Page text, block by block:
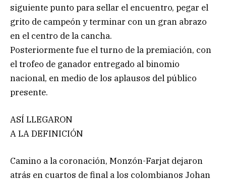
siguiente punto para sellar el encuentro, pegar el
grito de campeón y terminar con un gran abrazo
en el centro de la cancha.
Posteriormente fue el turno de la premiación, con
el trofeo de ganador entregado al binomio
nacional, en medio de los aplausos del público
presente.
ASÍ LLEGARON
A LA DEFINICIÓN
Camino a la coronación, Monzón-Farjat dejaron
atrás en cuartos de final a los colombianos Johan